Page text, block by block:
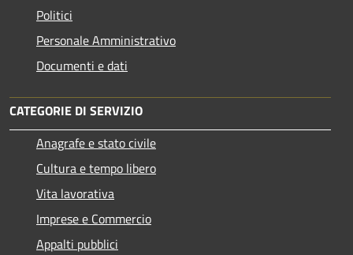
Politici
Personale Amministrativo
Documenti e dati
CATEGORIE DI SERVIZIO
Anagrafe e stato civile
Cultura e tempo libero
Vita lavorativa
Imprese e Commercio
Appalti pubblici